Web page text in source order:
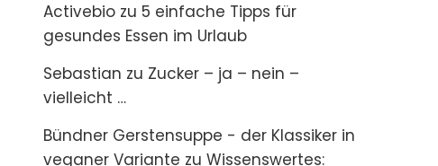
Activebio zu 5 einfache Tipps für
gesundes Essen im Urlaub
Sebastian zu Zucker – ja – nein –
vielleicht …
Bündner Gerstensuppe - der Klassiker in
veganer Variante zu Wissenswertes: